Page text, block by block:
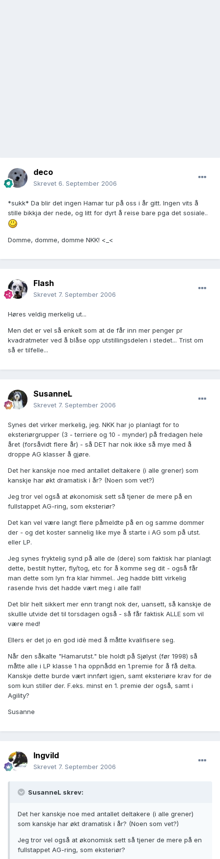
deco
Skrevet 6. September 2006
*sukk* Da blir det ingen Hamar tur på oss i år gitt. Ingen vits å
stille bikkja der nede, og litt for dyrt å reise bare pga det sosiale..
Domme, domme, domme NKK! <_<
Flash
Skrevet 7. September 2006
Høres veldig merkelig ut...
Men det er vel så enkelt som at de får inn mer penger pr
kvadratmeter ved å blåse opp utstillingsdelen i stedet... Trist om
så er tilfelle...
SusanneL
Skrevet 7. September 2006
Synes det virker merkelig, jeg. NKK har jo planlagt for to
eksteriørgrupper (3 - terriere og 10 - mynder) på fredagen hele
året (forsåvidt flere år) - så DET har nok ikke så mye med å
droppe AG klasser å gjøre.
Det her kanskje noe med antallet deltakere (i alle grener) som
kanskje har økt dramatisk i år? (Noen som vet?)
Jeg tror vel også at økonomisk sett så tjener de mere på en
fullstappet AG-ring, som eksteriør?
Det kan vel være langt flere påmeldte på en og samme dommer
der - og det koster sannelig like mye å starte i AG som på utst.
eller LP.
Jeg synes fryktelig synd på alle de (dere) som faktisk har planlagt
dette, bestilt hytter, fly/tog, etc for å komme seg dit - også får
man dette som lyn fra klar himmel.. Jeg hadde blitt virkelig
rasende hvis det hadde vært meg i alle fall!
Det blir helt sikkert mer enn trangt nok der, uansett, så kanskje de
skullle utvide det til torsdagen også - så får faktisk ALLE som vil
være med!
Ellers er det jo en god idè med å måtte kvalifisere seg.
Når den såkalte "Hamarutst." ble holdt på Sjølyst (før 1998) så
måtte alle i LP klasse 1 ha oppnådd en 1.premie for å få delta.
Kanskje dette burde vært innført igjen, samt eksteriøre krav for de
som kun stiller der. F.eks. minst en 1. premie der også, samt i
Agility?
Susanne
Ingvild
Skrevet 7. September 2006
SusanneL skrev:
Det her kanskje noe med antallet deltakere (i alle grener)
som kanskje har økt dramatisk i år? (Noen som vet?)
Jeg tror vel også at økonomisk sett så tjener de mere på en
fullstappet AG-ring, som eksteriør?